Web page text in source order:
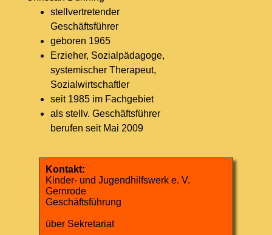
stellvertretender
Geschäftsführer
geboren 1965
Erzieher, Sozialpädagoge,
systemischer Therapeut,
Sozialwirtschaftler
seit 1985 im Fachgebiet
als stellv. Geschäftsführer
berufen seit Mai 2009
Kontakt:
Kinder- und Jugendhilfswerk e. V.
Gernrode
Geschäftsführung
über Sekretariat